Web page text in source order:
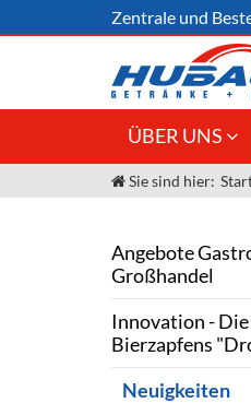
Zentrale und
ÜBER UNS
Jobs
Unser Team
Kontakt
Fassbier +
Sie sind hier:
Angebote
Großhandel
Innovation -
Bierzapfens
Neuigkeiten